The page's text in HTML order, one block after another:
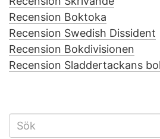
Recension Boktoka
Recension Swedish Dissident
Recension Bokdivisionen
Recension Sladdertackans
SÖKFORMULÄR